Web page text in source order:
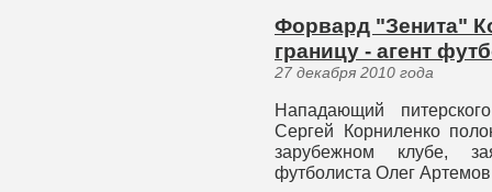
Форвард "Зенита"
границу - агент
27 декабря 2010 года
Нападающий
Сергей Корниленко
зарубежном клубе,
футболиста Олег